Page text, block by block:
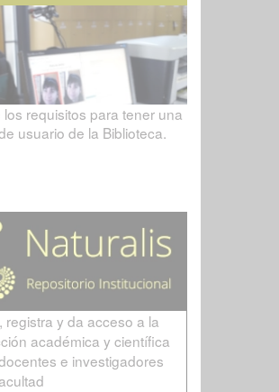
los requisitos para tener una
usuario de la Biblioteca.
registra y da acceso a la
académica y científica
e investigadores